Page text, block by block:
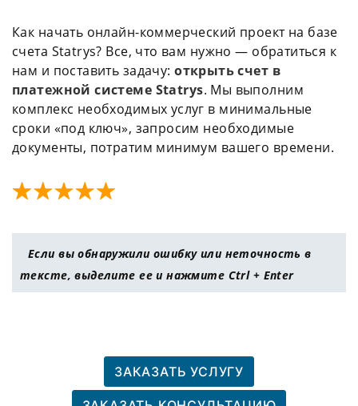
Как начать онлайн-коммерческий проект на базе
счета Statrys? Все, что вам нужно — обратиться к
нам и поставить задачу:открыть счет в
платежной системе Statrys. Мы выполним
комплекс необходимых услуг в минимальные
сроки «под ключ», запросим необходимые
документы, потратим минимум вашего времени.
Если вы обнаружили ошибку или неточность в
тексте, выделите ее и нажмите Ctrl + Enter
ЗАКАЗАТЬ УСЛУГУ